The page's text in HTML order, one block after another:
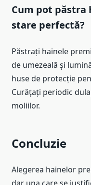
Cum pot păstra
stare perfectă?
Păstrați hainele
de umezeală și
huse de protecție
Curățați periodic
moliilor.
Concluzie
Alegerea hainelor